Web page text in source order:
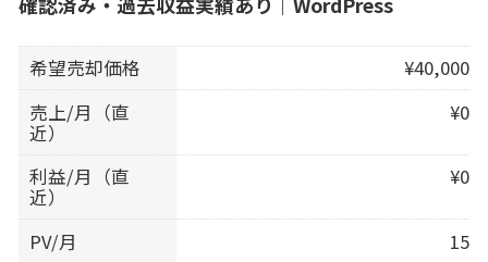
希望売却価格
¥40,000
売上/月（直
近）
¥0
利益/月（直
近）
¥0
PV/月 15